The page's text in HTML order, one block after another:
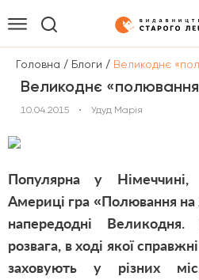
Головна / Блоги / Великоднє
Великоднє
10.04.2015 • Удуд Марія
Популярна у Німеччині,
Америці гра «Полювання
напередодні
розвага, в ході якої
заховують у різних